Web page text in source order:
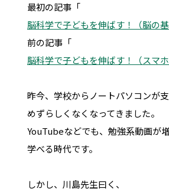
最初の記事「
脳科学で子どもを伸ばす！（脳の基
前の記事「
脳科学で子どもを伸ばす！（スマホ
昨今、学校からノートパソコンが
めずらしくなくなってきました。
YouTubeなどでも、勉強系動画が
学べる時代です。
しかし、川島先生曰く、